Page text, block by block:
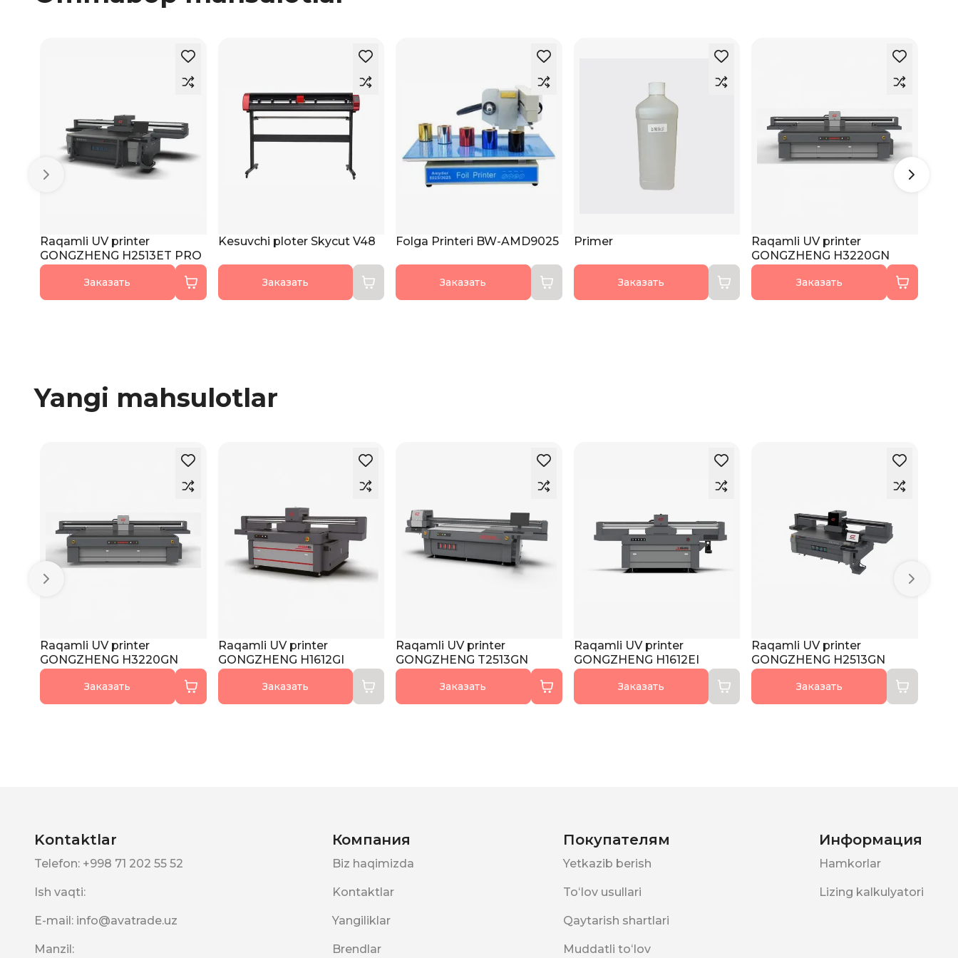
Raqamli UV printer
GONGZHENG H2513ET PRO
Заказать
Kesuvchi ploter Skycut V48
Заказать
Folga Printeri BW-AMD9025
Заказать
Primer
Заказать
Raqamli UV printer
GONGZHENG H3220GN
Заказать
Yangi mahsulotlar
Raqamli UV printer
GONGZHENG H3220GN
Заказать
Raqamli UV printer
GONGZHENG H1612GI
Заказать
Raqamli UV printer
GONGZHENG T2513GN
Заказать
Raqamli UV printer
GONGZHENG H1612EI
Заказать
Raqamli UV printer
GONGZHENG Н2513GN
Заказать
Kontaktlar
Telefon: +998 71 202 55 52
Ish vaqti:
E-mail: info@avatrade.uz
Manzil:
Компания
Biz haqimizda
Kontaktlar
Yangiliklar
Brendlar
Покупателям
Yetkazib berish
Toʻlov usullari
Qaytarish shartlari
Muddatli toʻlov
Информация
Hamkorlar
Lizing kalkulyatori